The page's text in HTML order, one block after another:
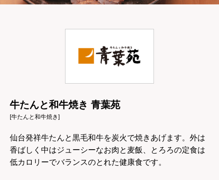
牛たんと和牛焼き 青葉苑
[牛たんと和牛焼き]
仙台発祥牛たんと黒毛和牛を炭火で焼きあげます。外は
香ばしく中はジューシーなお肉と麦飯、とろろの定食は
低カロリーでバランスのとれた健康食です。